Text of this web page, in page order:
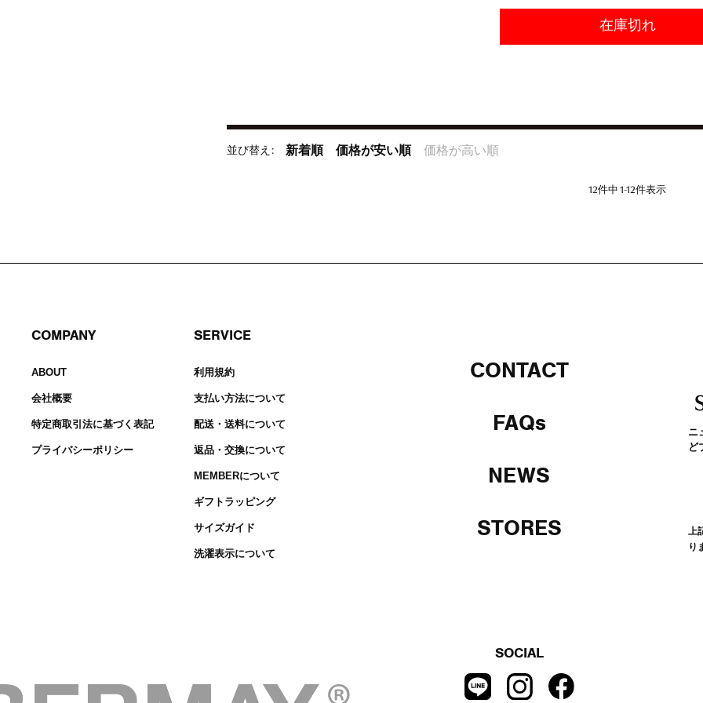
在庫切れ
並び替え 新着順 価格が安い順 価格が高い順
12件中 1-12件表示
COMPANY
ABOUT
会社概要
特定商取引法に基づく表記
プライバシーポリシー
SERVICE
利用規約
支払い方法について
配送・送料について
返品・交換について
MEMBERについて
ギフトラッピング
サイズガイド
洗濯表示について
CONTACT
FAQs
NEWS
STORES
SOCIAL
ニ
ど
上
り